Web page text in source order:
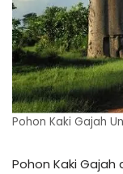
Pohon Kaki Gajah
Pohon Kaki